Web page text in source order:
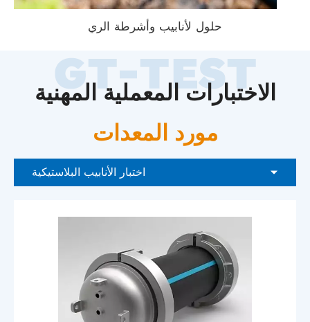
حلول لأنابيب وأشرطة الري
الاختبارات المعملية المهنية
مورد المعدات
اختبار الأنابيب البلاستيكية